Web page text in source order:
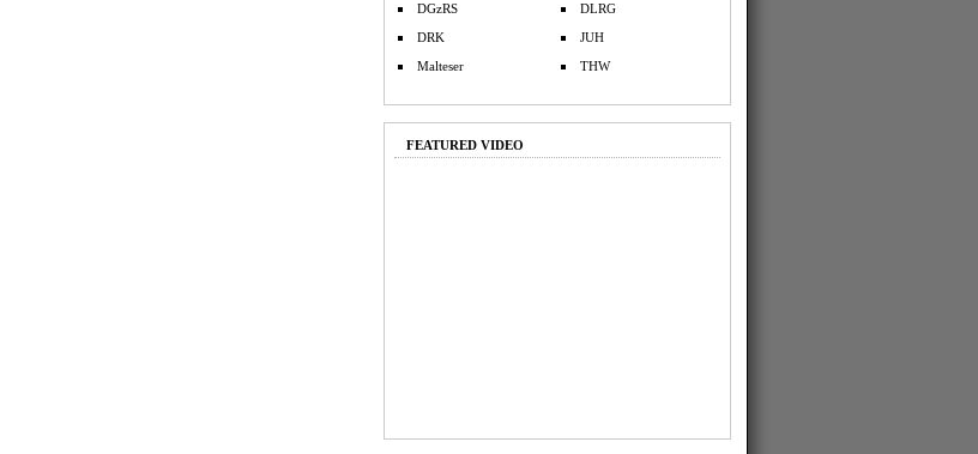
DGzRS
DLRG
DRK
JUH
Malteser
THW
FEATURED VIDEO